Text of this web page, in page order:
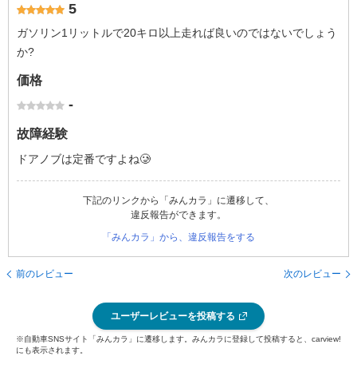
5
ガソリン1リットルで20キロ以上走れば良いのではないでしょう
か?
価格
-
故障経験
ドアノブは定番ですよね🥲
下記のリンクから「みんカラ」に遷移して、
違反報告ができます。
「みんカラ」から、違反報告をする
前のレビュー 次のレビュー
ユーザーレビューを投稿する
※自動車SNSサイト「みんカラ」に遷移します。みんカラに登録して投稿すると、carview!
にも表示されます。